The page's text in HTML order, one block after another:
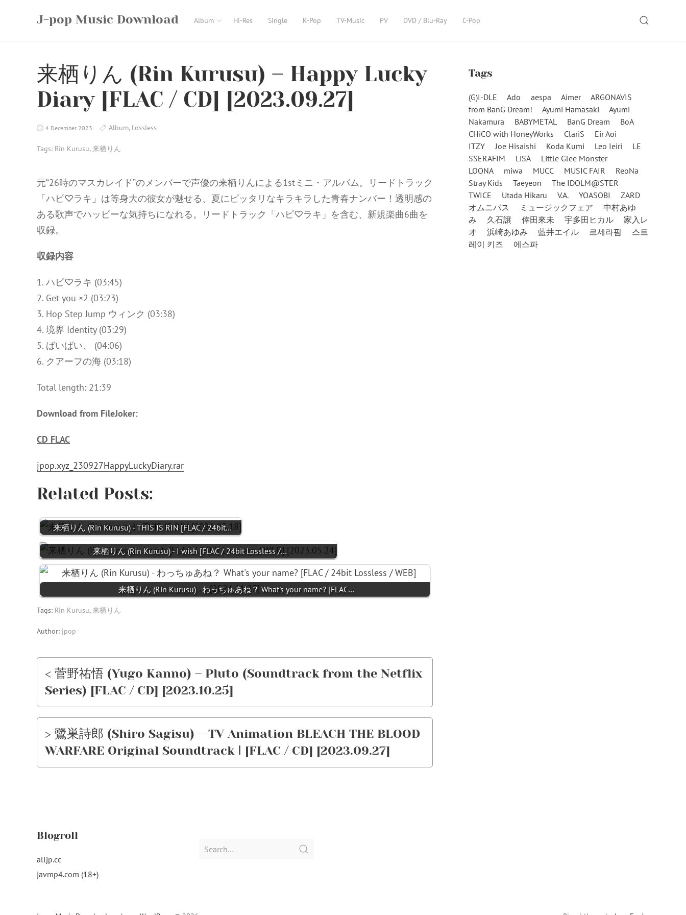
J-pop Music Download Album Hi-Res Single K-Pop TV-Music PV DVD / Blu-Ray C-Pop SEARCH
来栖りん (Rin Kurusu) – Happy Lucky
Diary [FLAC / CD] [2023.09.27]
4 December 2023 Album, Lossless
Tags: Rin Kurusu, 来栖りん
元“26時のマスカレイド”のメンバーで声優の来栖りんによる1stミニ・アルバム。リードトラック
「ハピ♡ラキ」は等身大の彼女が魅せる、夏にピッタリなキラキラした青春ナンバー！透明感の
ある歌声でハッピーな気持ちになれる。リードトラック「ハピ♡ラキ」を含む、新規楽曲6曲を
収録。
収録内容
1. ハピ♡ラキ (03:45)
2. Get you ×2 (03:23)
3. Hop Step Jump ウィンク (03:38)
4. 境界 Identity (03:29)
5. ばいばい、 (04:06)
6. クアーフの海 (03:18)
Total length: 21:39
Download from FileJoker:
CD FLAC
jpop.xyz_230927HappyLuckyDiary.rar
Related Posts:
来栖りん (Rin Kurusu) - THIS IS RIN [FLAC / 24bit…
来栖りん (Rin Kurusu) - I wish [FLAC / 24bit Lossless /…
来栖りん (Rin Kurusu) - わっちゅあね？ What's your name? [FLAC…
Tags: Rin Kurusu, 来栖りん
Author: jpop
< 菅野祐悟 (Yugo Kanno) – Pluto (Soundtrack from the Netflix
Series) [FLAC / CD] [2023.10.25]
> 鷺巣詩郎 (Shiro Sagisu) – TV Animation BLEACH THE BLOOD
WARFARE Original Soundtrack Ⅰ [FLAC / CD] [2023.09.27]
Tags
(G)I-DLE Ado aespa Aimer
ARGONAVIS
from BanG Dream!
Ayumi Hamasaki
Ayumi
Nakamura
BABYMETAL BanG Dream
BoA
CHiCO with HoneyWorks
ClariS
Eir Aoi
ITZY
Joe Hisaishi Koda Kumi Leo Ieiri
LE
SSERAFIM
LiSA
Little Glee Monster
LOONA
miwa MUCC MUSIC FAIR
ReoNa
Stray Kids
Taeyeon
The IDOLM@STER
TWICE
Utada Hikaru V.A. YOASOBI
ZARD
オムニバス
ミュージックフェア
中村あゆ
み
久石譲 倖田來未 宇多田ヒカル
家入レ
オ
浜崎あゆみ 藍井エイル 르세라핌
스트
레이 키즈
에스파
Blogroll
alljp.cc
javmp4.com (18+)
Search